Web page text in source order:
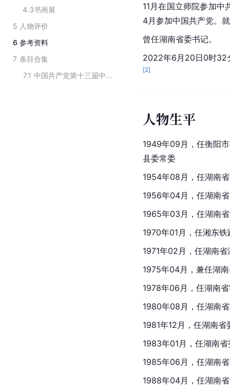
4.3书画展
5 人物评价
6 参考资料
7 条目合集
7.1
中国共产党第十三届中央委员会委员
11月在国立师院参加
4月参加中国共产党。
曾任湖南省委书记。
2022年6月20日0时32
[2]
人物生平
1949年09月，任衡阳
县委常委
1954年08月，任湖南
1956年04月，任湖南
1965年03月，任湖南
1970年01月，任湘东
1971年02月，任湖南
1975年04月，兼任湖
1978年06月，任湖南
1980年08月，任湖南
1981年12月，任湖南
1983年01月，任湖南
1985年06月，任湖南
1988年04月，任湖南